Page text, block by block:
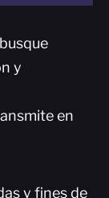
y
en
y fines de